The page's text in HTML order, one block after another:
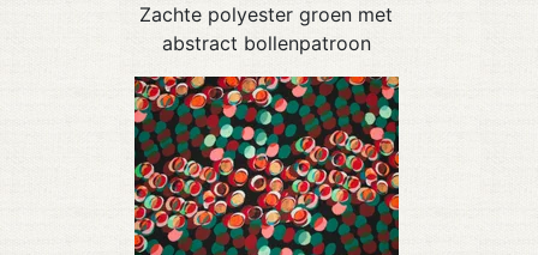
Zachte polyester groen met
abstract bollenpatroon